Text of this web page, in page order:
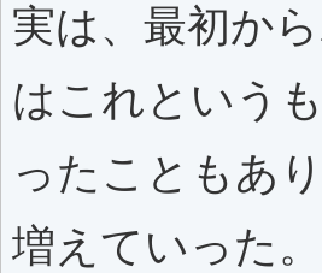
実は、最初か
はこれという
ったこともあ
増えていった